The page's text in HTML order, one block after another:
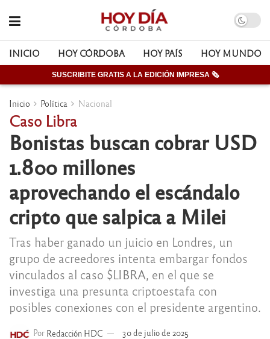
INICIO HOY CÓRDOBA HOY PAÍS HOY MUNDO
SUSCRIBITE GRATIS A LA EDICIÓN IMPRESA 🗞
Inicio Política Nacional
Caso Libra
Bonistas buscan cobrar USD
1.800 millones
aprovechando el escándalo
cripto que salpica a Milei
Tras haber ganado un juicio en Londres, un
grupo de acreedores intenta embargar fondos
vinculados al caso $LIBRA, en el que se
investiga una presunta criptoestafa con
posibles conexiones con el presidente argentino.
Por Redacción HDC 30 de julio de 2025